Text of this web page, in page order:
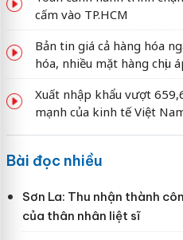
cấm vào TP.HCM
Bản tin giá cả hàng hóa
hóa, nhiều mặt hàng chịu
Xuất nhập khẩu vượt
mạnh của kinh tế Việt
Bài đọc nhiều
Sơn La: Thu nhận thành
của thân nhân liệt sĩ